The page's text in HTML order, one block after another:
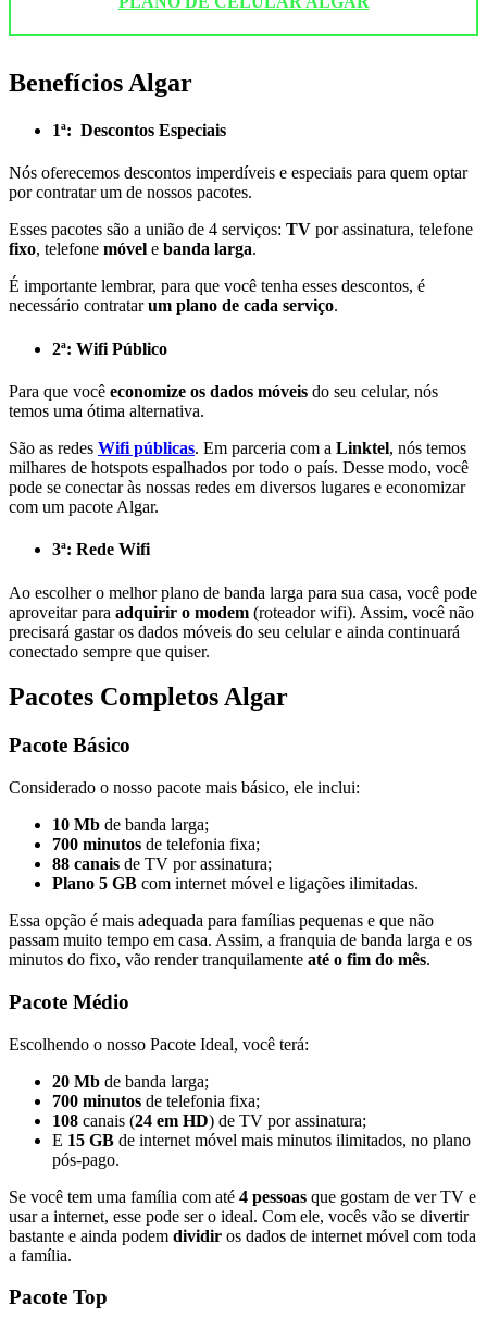
Benefícios Algar
1ª: Descontos Especiais
Nós oferecemos descontos imperdíveis e especiais para quem optar
por contratar um de nossos pacotes.
Esses pacotes são a união de 4 serviços: TV por assinatura, telefone
fixo, telefone móvel e banda larga.
É importante lembrar, para que você tenha esses descontos, é
necessário contratarum plano de cada serviço.
2ª: Wifi Público
Para que você economize os dados móveis do seu celular, nós
temos uma ótima alternativa.
São as redes Wifi públicas. Em parceria com a Linktel, nós temos
milhares de hotspots espalhados por todo o país. Desse modo, você
pode se conectar às nossas redes em diversos lugares e economizar
com um pacote Algar.
3ª: Rede Wifi
Ao escolher o melhor plano de banda larga para sua casa, você pode
aproveitar para adquirir o modem (roteador wifi). Assim, você não
precisará gastar os dados móveis do seu celular e ainda continuará
conectado sempre que quiser.
Pacotes Completos Algar
Pacote Básico
Considerado o nosso pacote mais básico, ele inclui:
10 Mb de banda larga;
700 minutos de telefonia fixa;
88 canais de TV por assinatura;
Plano 5 GB com internet móvel e ligações ilimitadas.
Essa opção é mais adequada para famílias pequenas e que não
passam muito tempo em casa. Assim, a franquia de banda larga e os
minutos do fixo, vão render tranquilamente até o fim do mês.
Pacote Médio
Escolhendo o nosso Pacote Ideal, você terá:
20 Mb de banda larga;
700 minutos de telefonia fixa;
108 canais (24 em HD) de TV por assinatura;
E 15 GB de internet móvel mais minutos ilimitados, no plano
pós-pago.
Se você tem uma família com até 4 pessoas que gostam de ver TV e
usar a internet, esse pode ser o ideal. Com ele, vocês vão se divertir
bastante e ainda podem dividir os dados de internet móvel com toda
a família.
Pacote Top